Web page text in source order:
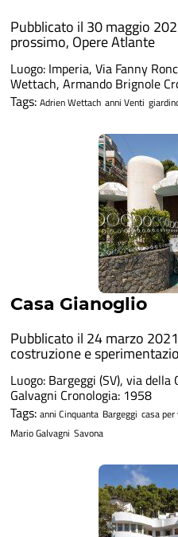
Pubblicato il 30 maggio
prossimo, Opere Atlante
Luogo: Imperia, Via Fanny
Wettach, Armando Brignole
Tags: Adrien Wettach anni Venti
Casa Gianoglio
Pubblicato il 24 marzo
costruzione e
Luogo: Bargeggi (SV), via
Galvagni Cronologia: 1958
Tags: anni Cinquanta Bargeggi casa per
Mario Galvagni Savona